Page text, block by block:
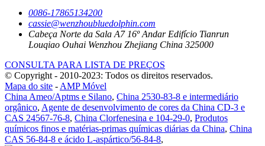
0086-17865134200
cassie@wenzhoubluedolphin.com
Cabeça Norte da Sala A7 16º Andar Edifício Tianrun
Louqiao Ouhai Wenzhou Zhejiang China 325000
CONSULTA PARA LISTA DE PREÇOS
© Copyright - 2010-2023: Todos os direitos reservados.
Mapa do site - AMP Móvel
China Ameo/Aptms e Silano, China 2530-83-8 e intermediário
orgânico, Agente de desenvolvimento de cores da China CD-3 e
CAS 24567-76-8, China Clorfenesina e 104-29-0, Produtos
químicos finos e matérias-primas químicas diárias da China, China
CAS 56-84-8 e ácido L-aspártico/56-84-8,